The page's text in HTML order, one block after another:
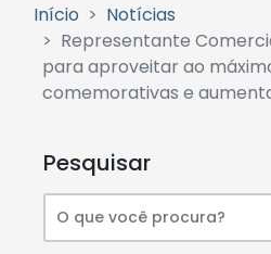
Início
Notícias
Representante
para aproveitar ao
comemorativas e
Pesquisar